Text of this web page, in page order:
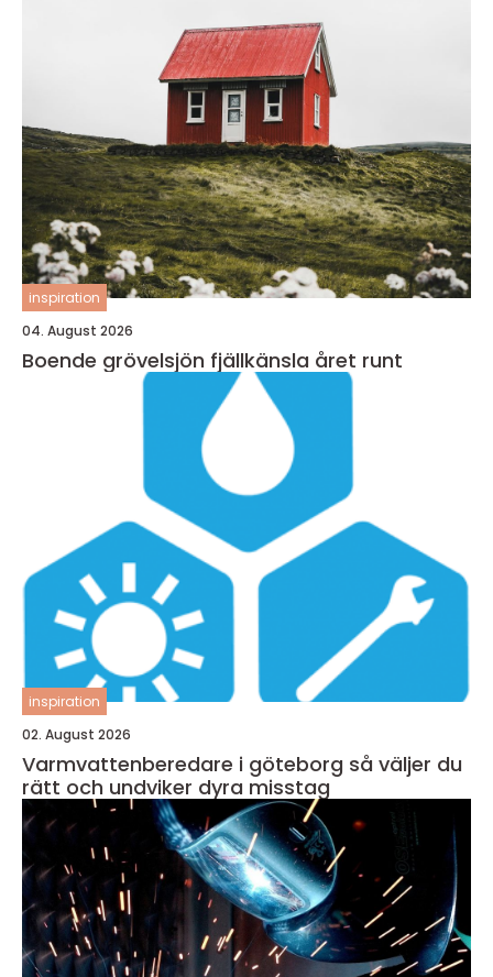
inspiration
04. August 2026
Boende grövelsjön fjällkänsla året runt
inspiration
02. August 2026
Varmvattenberedare i göteborg så väljer du
rätt och undviker dyra misstag